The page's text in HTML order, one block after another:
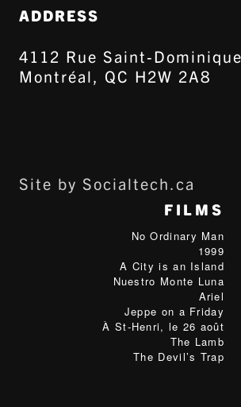
ADDRESS
4112 Rue Saint-
Montréal, QC H2W 2A8
Site by Socialtech.ca
FILMS
No Ordinary Man
1999
A City is an Island
Nuestro Monte Luna
Ariel
Jeppe on a Friday
À St-Henri, le 26 août
The Lamb
The Devil’s Trap